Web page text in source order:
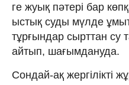
ге жуық пәтері бар
ыстық суды мүлде
тұрғындар сырттан су
айтып, шағымдануда.
Сондай-ақ жергілікті